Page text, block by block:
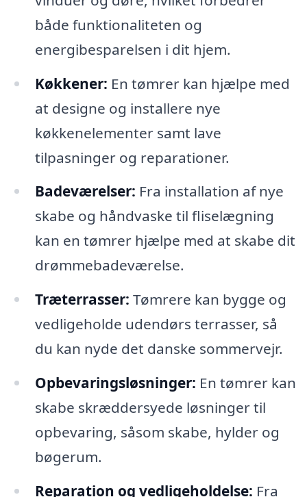
både funktionaliteten og
energibesparelsen i dit hjem.
Køkkener: En tømrer kan hjælpe med
at designe og installere nye
køkkenelementer samt lave
tilpasninger og reparationer.
Badeværelser: Fra installation af nye
skabe og håndvaske til fliselægning
kan en tømrer hjælpe med at skabe dit
drømmebadeværelse.
Træterrasser: Tømrere kan bygge og
vedligeholde udendørs terrasser, så
du kan nyde det danske sommervejr.
Opbevaringsløsninger: En tømrer kan
skabe skræddersyede løsninger til
opbevaring, såsom skabe, hylder og
bøgerum.
Reparation og vedligeholdelse: Fra